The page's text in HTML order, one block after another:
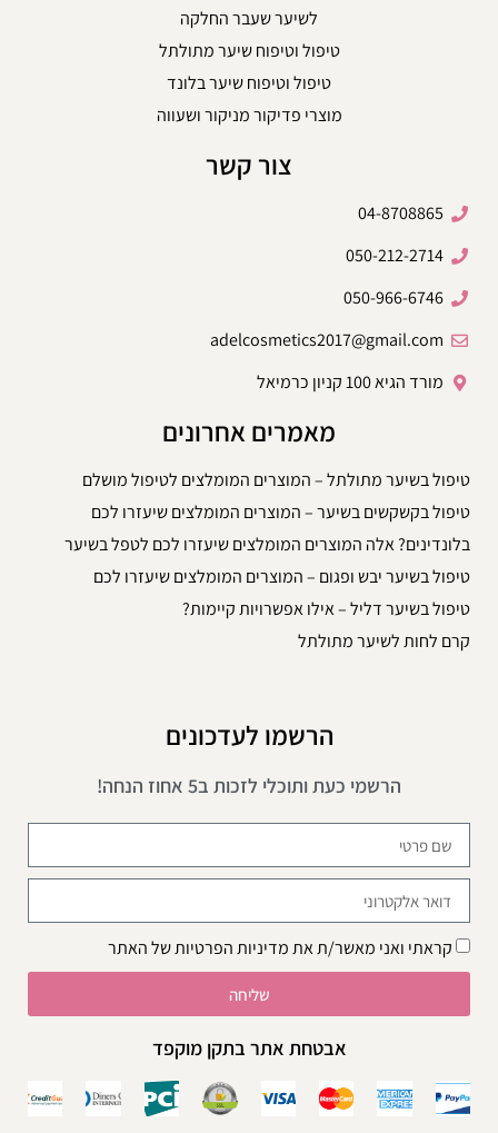
לשיער שעבר החלקה
טיפול וטיפוח שיער מתולתל
טיפול וטיפוח שיער בלונד
מוצרי פדיקור מניקור ושעווה
צור קשר
04-8708865
050-212-2714
050-966-6746
adelcosmetics2017@gmail.com
מורד הגיא 100 קניון כרמיאל
מאמרים אחרונים
טיפול בשיער מתולתל – המוצרים המומלצים לטיפול מושלם
טיפול בקשקשים בשיער – המוצרים המומלצים שיעזרו לכם
בלונדינים? אלה המוצרים המומלצים שיעזרו לכם לטפל בשיער
טיפול בשיער יבש ופגום – המוצרים המומלצים שיעזרו לכם
טיפול בשיער דליל – אילו אפשרויות קיימות?
קרם לחות לשיער מתולתל
הרשמו לעדכונים
הרשמי כעת ותוכלי לזכות ב5 אחוז הנחה!
קראתי ואני מאשר/ת אתמדיניות הפרטיותשל האתר
שליחה
אבטחת אתר בתקן מוקפד